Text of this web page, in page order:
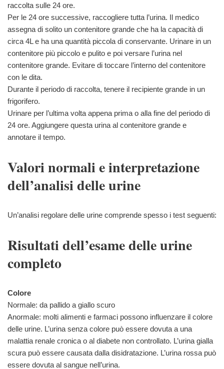
raccolta sulle 24 ore.
Per le 24 ore successive, raccogliere tutta l’urina. Il medico
assegna di solito un contenitore grande che ha la capacità di
circa 4L e ha una quantità piccola di conservante. Urinare in un
contenitore più piccolo e pulito e poi versare l’urina nel
contenitore grande. Evitare di toccare l’interno del contenitore
con le dita.
Durante il periodo di raccolta, tenere il recipiente grande in un
frigorifero.
Urinare per l’ultima volta appena prima o alla fine del periodo di
24 ore. Aggiungere questa urina al contenitore grande e
annotare il tempo.
Valori normali e interpretazione
dell’analisi delle urine
Un’analisi regolare delle urine comprende spesso i test seguenti:
Risultati dell’esame delle urine
completo
Colore
Normale: da pallido a giallo scuro
Anormale: molti alimenti e farmaci possono influenzare il colore
delle urine. L’urina senza colore può essere dovuta a una
malattia renale cronica o al diabete non controllato. L’urina gialla
scura può essere causata dalla disidratazione. L’urina rossa può
essere dovuta al sangue nell’urina.